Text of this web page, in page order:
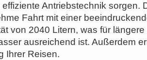
effiziente Antriebstechnik sorgen.
Fahrt mit einer
von 2040 Litern, was für
ausreichend ist. Außerdem
Ihrer Reisen.